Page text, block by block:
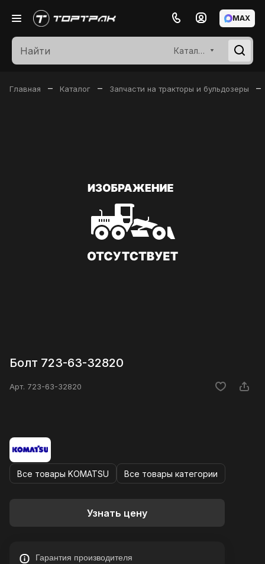
Каталог
MAX
Главная – Каталог – Запчасти на тракторы и бульдозеры –
Болт 723-63-32820
Арт. 723-63-32820
Все товары KOMATSU Все товары категории
Узнать цену
Гарантия производителя